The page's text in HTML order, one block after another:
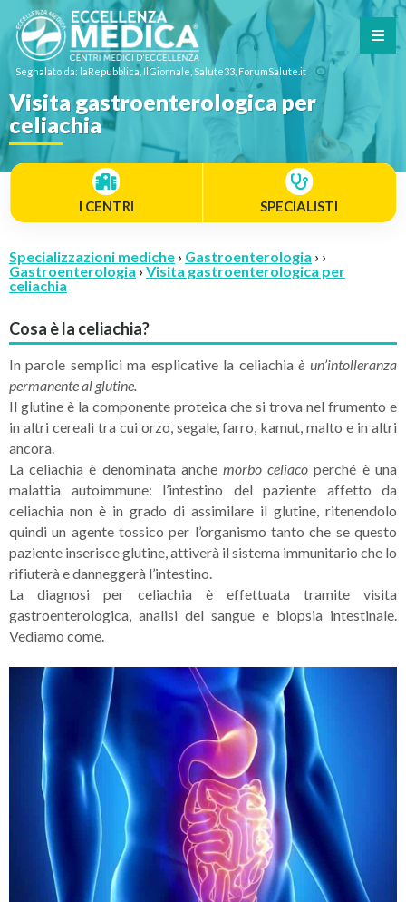
Segnalato da: laRepubblica, IlGiornale, Salute33, ForumSalute.it
Visita gastroenterologica per
celiachia
I CENTRI SPECIALISTI
Specializzazioni mediche › Gastroenterologia
› ›
Gastroenterologia › Visita gastroenterologica per
celiachia
Cosa è la celiachia?
In parole semplici ma esplicative la celiachia è un’intolleranza
permanente al glutine.
Il glutine è la componente proteica che si trova nel frumento e
in altri cereali tra cui orzo, segale, farro, kamut, malto e in altri
ancora.
La celiachia è denominata anche morbo celiaco perché è una
malattia autoimmune: l’intestino del paziente affetto da
celiachia non è in grado di assimilare il glutine, ritenendolo
quindi un agente tossico per l’organismo tanto che se questo
paziente inserisce glutine, attiverà il sistema immunitario che lo
rifiuterà e danneggerà l’intestino.
La diagnosi per celiachia è effettuata tramite visita
gastroenterologica, analisi del sangue e biopsia intestinale.
Vediamo come.